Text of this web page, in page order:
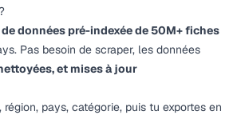
de données pré-indexée de 50M+ fiches
Pas besoin de scraper, les données
et mises à jour
pays, catégorie, puis tu exportes en